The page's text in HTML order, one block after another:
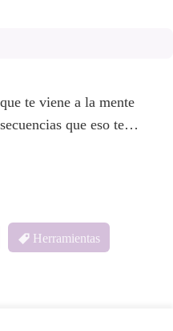
te viene a la mente
que eso te…
Herramientas